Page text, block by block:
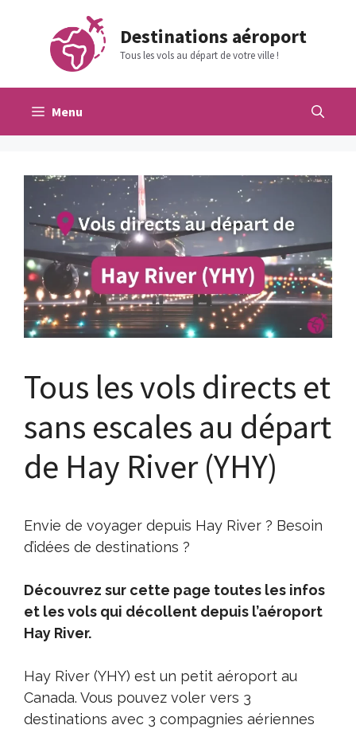
contenu
Destinations aéroport
Tous les vols au départ de votre ville !
Menu
Tous les vols directs et
sans escales au départ
de Hay River (YHY)
Envie de voyager depuis Hay River ? Besoin
d’idées de destinations ?
Découvrez sur cette page toutes les infos
et les vols qui décollent depuis l’aéroport
Hay River.
Hay River (YHY) est un petit aéroport au
Canada. Vous pouvez voler vers 3
destinations avec 3 compagnies aériennes